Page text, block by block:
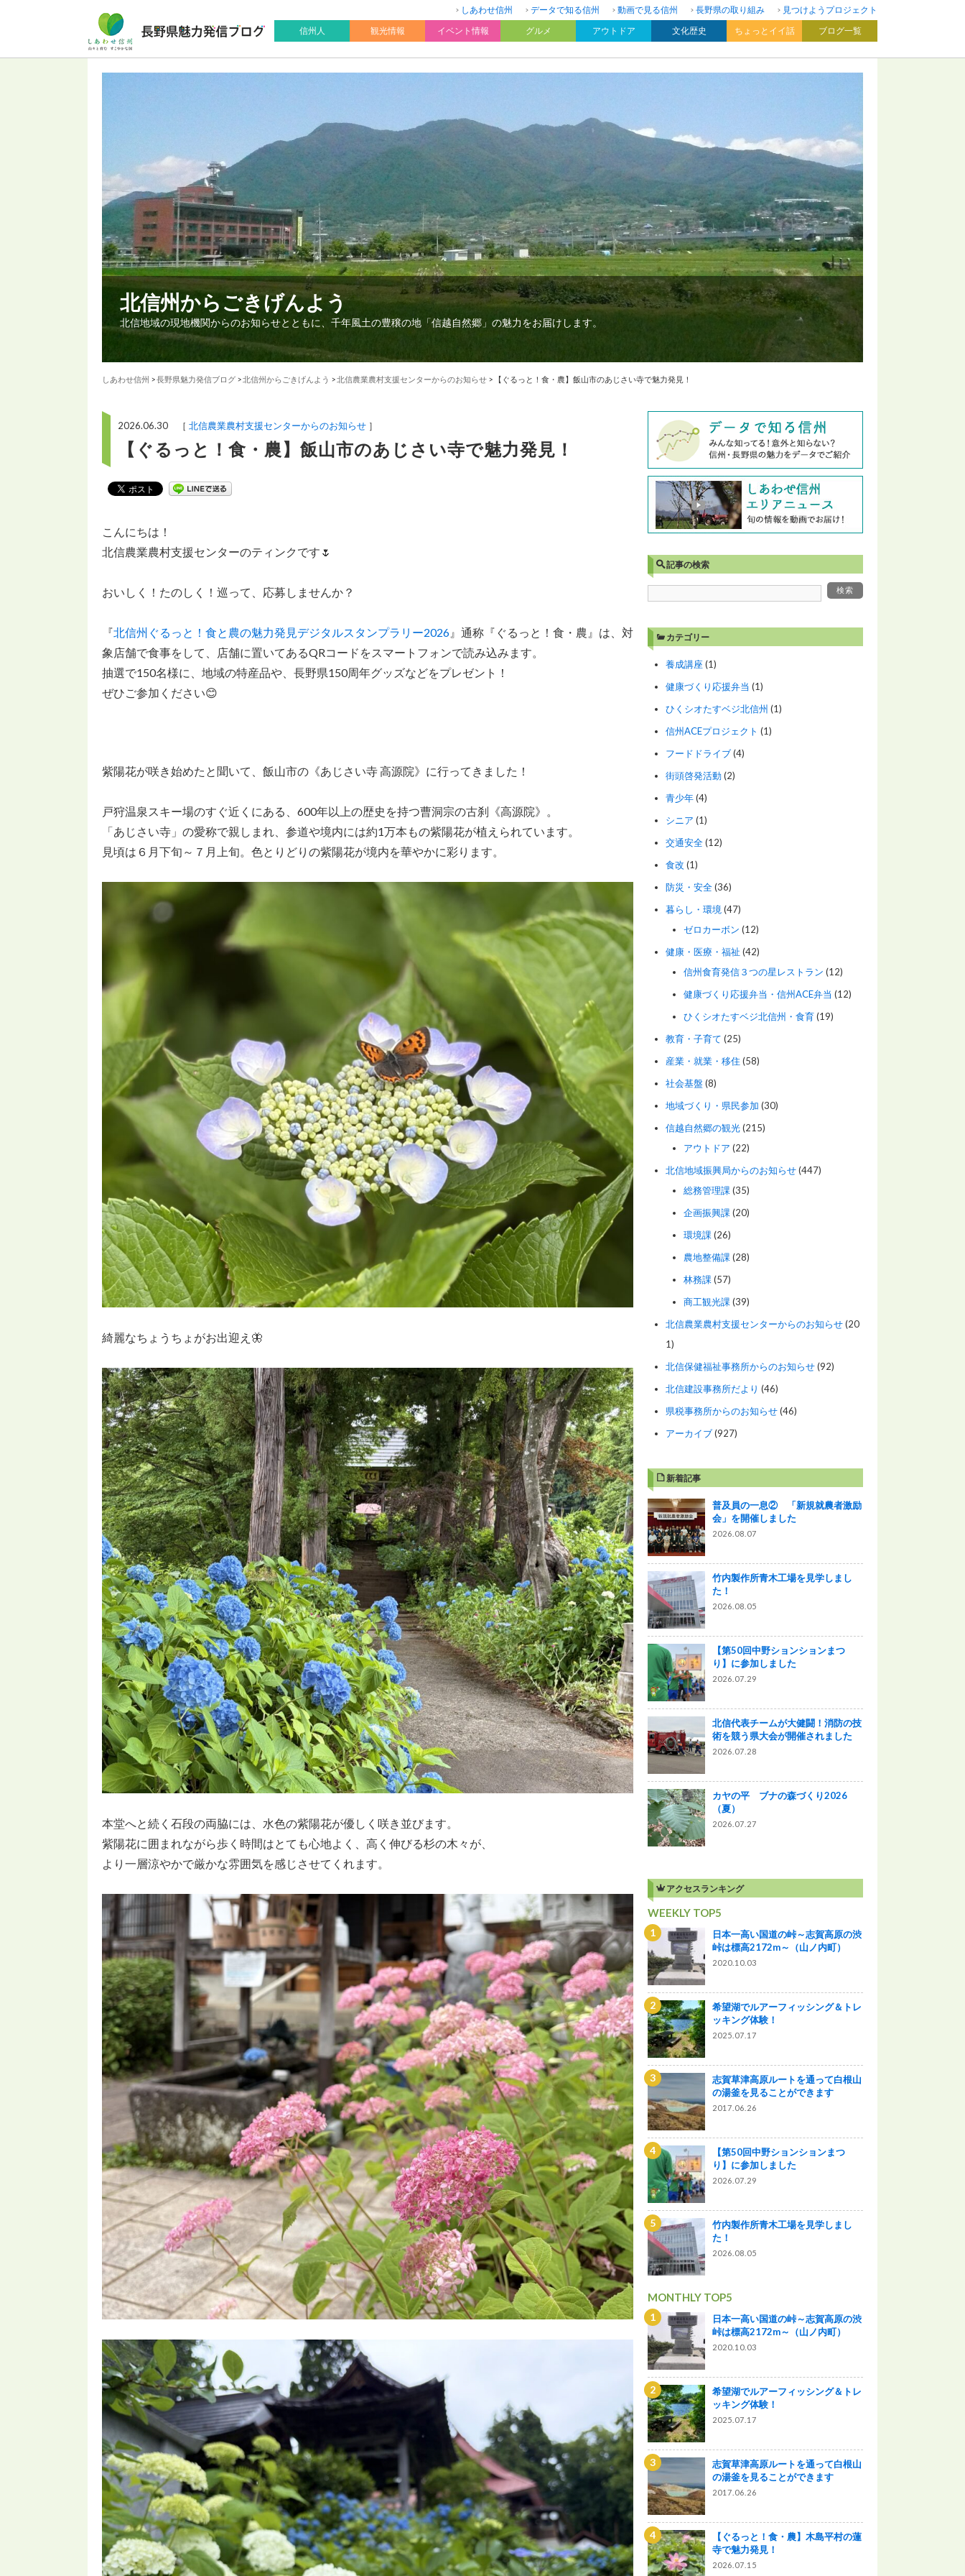
しあわせ信州 データで知る信州 動画で見る信州 長野県の取り組み
見つけようプロジェクト
信州人
観光情報 イベント情報 グルメ アウトドア 文化歴史 ちょっとイイ話 ブログ一覧
北信州からごきげんよう
北信地域の現地機関からのお知らせとともに、千年風土の豊穣の地「信越自然郷」の魅力をお届けします。
しあわせ信州 >長野県魅力発信ブログ >北信州からごきげんよう >北信農業農村支援センターからのお知らせ > 【ぐるっと！食・農】飯山市のあじさい寺で魅力発見！
2026.06.30 ［ 北信農業農村支援センターからのお知らせ ］
【ぐるっと！食・農】飯山市のあじさい寺で魅力発見！
こんにちは！
北信農業農村支援センターのティンクです🌷
おいしく！たのしく！巡って、応募しませんか？
『北信州ぐるっと！食と農の魅力発見デジタルスタンプラリー2026 』通称『ぐるっと！食・農』は、対
象店舗で食事をして、店舗に置いてあるQRコードをスマートフォンで読み込みます。
抽選で150名様に、地域の特産品や、長野県150周年グッズなどをプレゼント！
ぜひご参加ください😊
紫陽花が咲き始めたと聞いて、飯山市の《あじさい寺 高源院》に行ってきました！
戸狩温泉スキー場のすぐ近くにある、600年以上の歴史を持つ曹洞宗の古刹《高源院》。
「あじさい寺」の愛称で親しまれ、参道や境内には約1万本もの紫陽花が植えられています。
見頃は６月下旬～７月上旬。色とりどりの紫陽花が境内を華やかに彩ります。
綺麗なちょうちょがお出迎え🦋
本堂へと続く石段の両脇には、水色の紫陽花が優しく咲き並びます。
紫陽花に囲まれながら歩く時間はとても心地よく、高く伸びる杉の木々が、
より一層涼やかで厳かな雰囲気を感じさせてくれます。
記事の検索
カテゴリー
養成講座(1)
健康づくり応援弁当 (1)
ひくシオたすベジ北信州 (1)
信州ACEプロジェクト (1)
フードドライブ(4)
街頭啓発活動(2)
青少年(4)
シニア (1)
交通安全(12)
食改 (1)
防災・安全(36)
暮らし・環境(47)
ゼロカーボン (12)
健康・医療・福祉 (42)
信州食育発信３つの星レストラン (12)
健康づくり応援弁当・信州ACE弁当 (12)
ひくシオたすベジ北信州・食育(19)
教育・子育て (25)
産業・就業・移住 (58)
社会基盤(8)
地域づくり・県民参加 (30)
信越自然郷の観光(215)
アウトドア (22)
北信地域振興局からのお知らせ(447)
総務管理課(35)
企画振興課(20)
環境課(26)
農地整備課(28)
林務課(57)
商工観光課(39)
北信農業農村支援センターからのお知らせ(20
1)
北信保健福祉事務所からのお知らせ(92)
北信建設事務所だより (46)
県税事務所からのお知らせ(46)
アーカイブ(927)
新着記事
普及員の一息② 「新規就農者激励
会」を開催しました
2026.08.07
竹内製作所青木工場を見学しまし
た！
2026.08.05
【第50回中野ションションまつ
り】に参加しました
2026.07.29
北信代表チームが大健闘！消防の技
術を競う県大会が開催されました
2026.07.28
カヤの平 ブナの森づくり2026
（夏）
2026.07.27
アクセスランキング
WEEKLY TOP5
日本一高い国道の峠～志賀高原の渋
峠は標高2172m～（山ノ内町）
2020.10.03
希望湖でルアーフィッシング＆トレ
ッキング体験！
2025.07.17
志賀草津高原ルートを通って白根山
の湯釜を見ることができます
2017.06.26
【第50回中野ションションまつ
り】に参加しました
2026.07.29
竹内製作所青木工場を見学しまし
た！
2026.08.05
MONTHLY TOP5
日本一高い国道の峠～志賀高原の渋
峠は標高2172m～（山ノ内町）
2020.10.03
希望湖でルアーフィッシング＆トレ
ッキング体験！
2025.07.17
志賀草津高原ルートを通って白根山
の湯釜を見ることができます
2017.06.26
【ぐるっと！食・農】木島平村の蓮
寺で魅力発見！
2026.07.15